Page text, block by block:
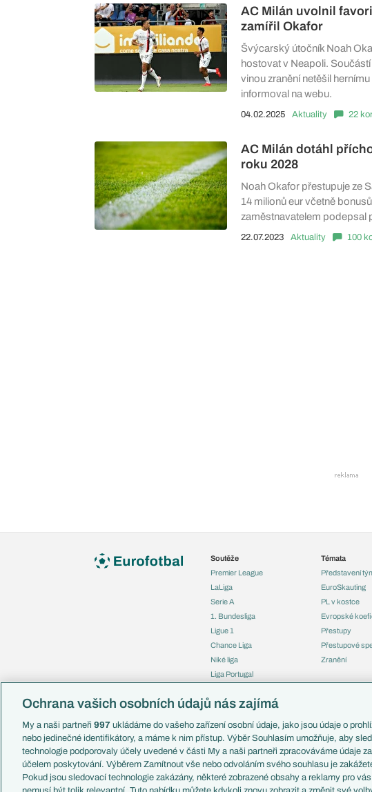
AC Milán uvolnil
zamířil Okafor
Švýcarský útočník Noah
hostovat v Neapoli.
vinou zranění netěšil
informoval na webu.
04.02.2025 Aktuality 22
AC Milán dotáhl
roku 2028
Noah Okafor přestupuje ze
14 milionů eur včetně
zaměstnavatelem podepsal
22.07.2023 Aktuality 100
Soutěže
Premier League
LaLiga
Serie A
1. Bundesliga
Ligue 1
Chance Liga
Niké liga
Liga Portugal
Liga mistrů
Mistrovství světa
Liga národů
Témata
Představení
EuroSkauting
PL v kostce
Evropské
Přestupy
Přestupové
Zranění
Ochrana vašich osobních údajů nás zajímá
My a naši partneři 997 ukládáme do vašeho zařízení osobní údaje, jako jsou údaje o
nebo jedinečné identifikátory, a máme k nim přístup. Výběr Souhlasím umožňuje, aby
technologie podporovaly účely uvedené v části My a naši partneři zpracováváme údaje za
účelem poskytování. Výběrem Zamítnout vše nebo odvoláním svého souhlasu je
Pokud jsou sledovací technologie zakázány, některé zobrazené obsahy a reklamy pro vás